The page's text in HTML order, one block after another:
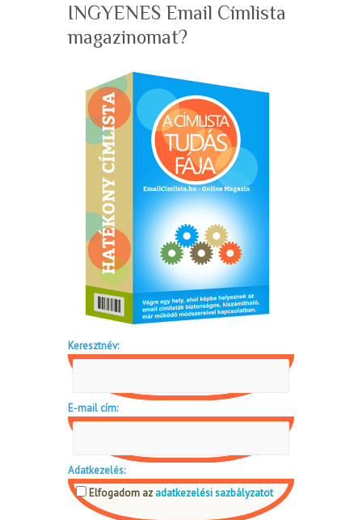
INGYENES Email Címlista
magazinomat?
Keresztnév:
E-mail cím:
Adatkezelés:
Elfogadom az adatkezelési sazbályzatot